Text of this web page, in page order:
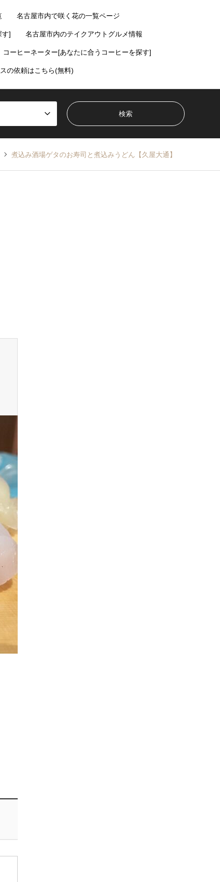
名古屋市内で咲く花の一覧ページ
す] 名古屋市内のテイクアウトグルメ情報
コーヒーネーター[あなたに合うコーヒーを探す]
の依頼はこちら(無料)
煮込み酒場ゲタのお寿司と煮込みうどん【久屋大通】